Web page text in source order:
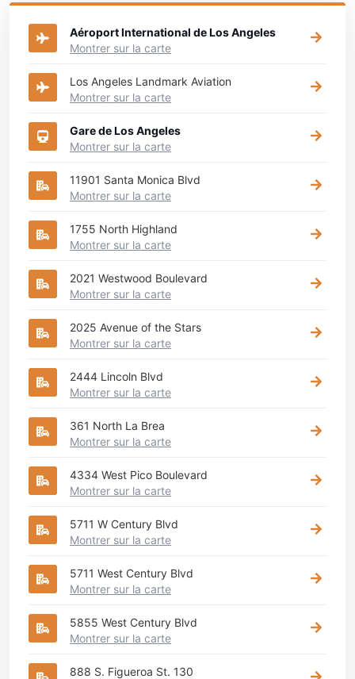
Aéroport International de Los Angeles
Montrer sur la carte
Los Angeles Landmark Aviation
Montrer sur la carte
Gare de Los Angeles
Montrer sur la carte
11901 Santa Monica Blvd
Montrer sur la carte
1755 North Highland
Montrer sur la carte
2021 Westwood Boulevard
Montrer sur la carte
2025 Avenue of the Stars
Montrer sur la carte
2444 Lincoln Blvd
Montrer sur la carte
361 North La Brea
Montrer sur la carte
4334 West Pico Boulevard
Montrer sur la carte
5711 W Century Blvd
Montrer sur la carte
5711 West Century Blvd
Montrer sur la carte
5855 West Century Blvd
Montrer sur la carte
888 S. Figueroa St. 130